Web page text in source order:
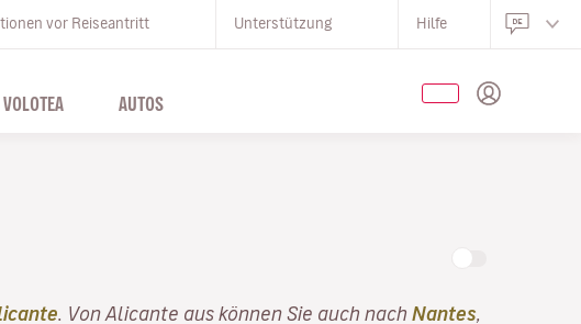
vor Reiseantritt Unterstützung Hilfe
VOLOTEA AUTOS
. Von Alicante aus können Sie auch nach Nantes